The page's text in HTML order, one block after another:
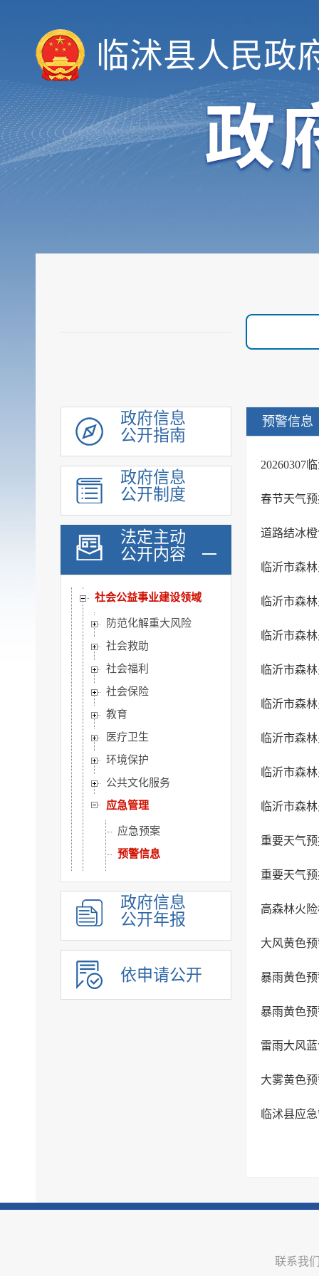
临沭县人民政
政府信息
公开指南
政府信息
公开制度
法定主动
公开内容
规划计划
统计信息
财政信息
政府采购
行政权力
公共服务
重点领域
公共资源配置
社会公益事业建设领域
防范化解重大风险
社会救助
社会福利
社会保险
教育
医疗卫生
环境保护
公共文化服务
应急管理
应急预案
预警信息
重大建设项目
优化服务
审计公开
行政执法公示
政府信息
公开年报
依申请公开
预警信息
20260307
春节天气
道路结冰
临沂市森
临沂市森
临沂市森
临沂市森
临沂市森
临沂市森
临沂市森
临沂市森
重要天气
重要天气
高森林火
大风黄色
暴雨黄色
暴雨黄色
雷雨大风
大雾黄色
临沭县应
联系我